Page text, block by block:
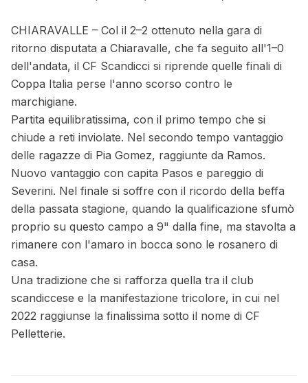
CHIARAVALLE – Col il 2–2 ottenuto nella gara di
ritorno disputata a Chiaravalle, che fa seguito all'1–0
dell'andata, il CF Scandicci si riprende quelle finali di
Coppa Italia perse l'anno scorso contro le
marchigiane.
Partita equilibratissima, con il primo tempo che si
chiude a reti inviolate. Nel secondo tempo vantaggio
delle ragazze di Pia Gomez, raggiunte da Ramos.
Nuovo vantaggio con capita Pasos e pareggio di
Severini. Nel finale si soffre con il ricordo della beffa
della passata stagione, quando la qualificazione sfumò
proprio su questo campo a 9" dalla fine, ma stavolta a
rimanere con l'amaro in bocca sono le rosanero di
casa.
Una tradizione che si rafforza quella tra il club
scandiccese e la manifestazione tricolore, in cui nel
2022 raggiunse la finalissima sotto il nome di CF
Pelletterie.